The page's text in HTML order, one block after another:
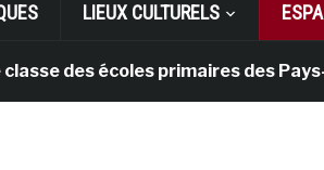
LIEUX CULTURELS
écoles primaires des Pays-bas